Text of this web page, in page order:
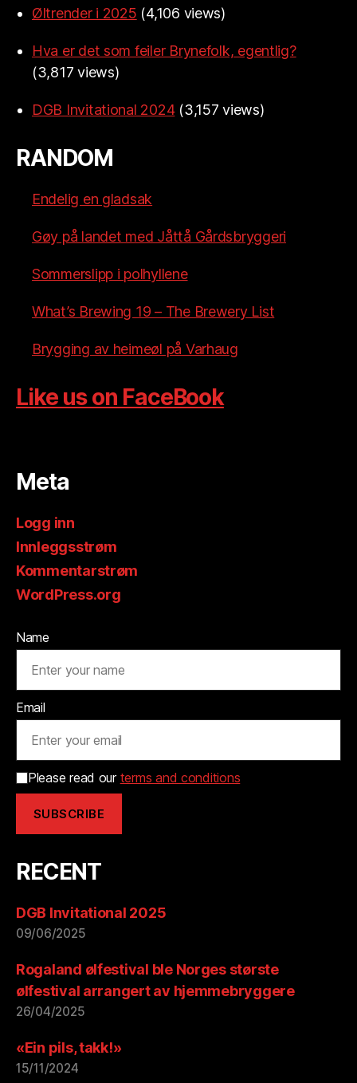
Øltrender i 2025 (4,106 views)
Hva er det som feiler Brynefolk, egentlig?
(3,817 views)
DGB Invitational 2024 (3,157 views)
RANDOM
Endelig en gladsak
Gøy på landet med Jåttå Gårdsbryggeri
Sommerslipp i polhyllene
What’s Brewing 19 – The Brewery List
Brygging av heimeøl på Varhaug
Like us on FaceBook
Meta
Logg inn
Innleggsstrøm
Kommentarstrøm
WordPress.org
Name
Email
Please read our terms and conditions
RECENT
DGB Invitational 2025
09/06/2025
Rogaland ølfestival ble Norges største
ølfestival arrangert av hjemmebryggere
26/04/2025
«Ein pils, takk!»
15/11/2024